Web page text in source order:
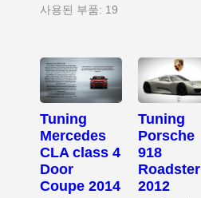
사용된 부품: 19
Tuning
Mercedes
CLA class 4
Door
Coupe 2014
Tuning
Porsche
918
Roadster
2012